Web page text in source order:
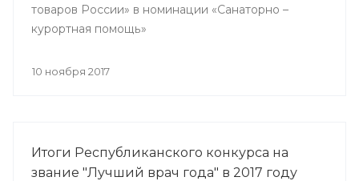
товаров России» в номинации «Санаторно –
курортная помощь»
10 ноября 2017
Итоги Республиканского конкурса на
звание "Лучший врач года" в 2017 году